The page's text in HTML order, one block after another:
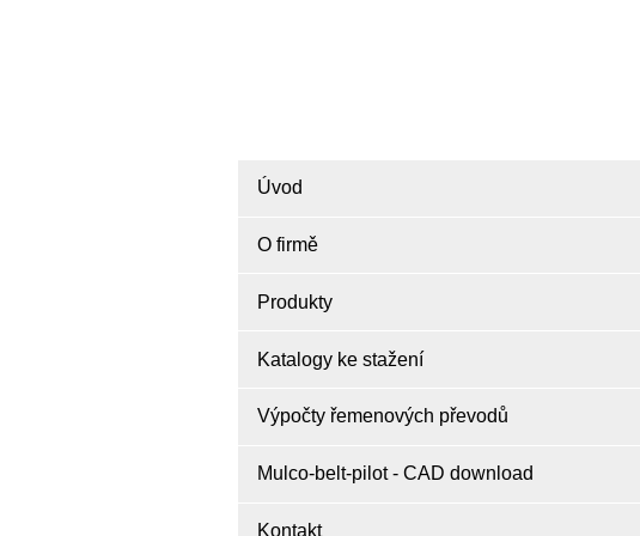
Úvod
O firmě
Produkty
Katalogy ke stažení
Výpočty řemenových převodů
Mulco-belt-pilot - CAD download
Kontakt